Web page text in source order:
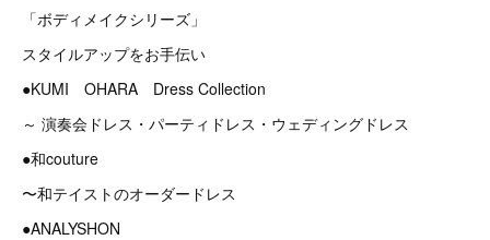
「ボディメイクシリーズ」
スタイルアップをお手伝い
●KUMI OHARA Dress Collection
～ 演奏会ドレス・パーティドレス・ウェディングドレス
●和couture
〜和テイストのオーダードレス
●ANALYSHON